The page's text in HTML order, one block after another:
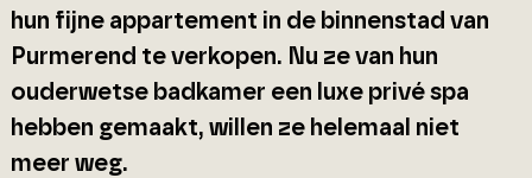
hun fijne appartement in de binnenstad van
Purmerend te verkopen. Nu ze van hun
ouderwetse badkamer een luxe privé spa
hebben gemaakt, willen ze helemaal niet
meer weg.